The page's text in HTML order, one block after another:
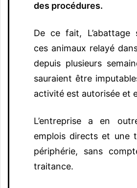
des procédures.
De ce fait, L’abattage
ces animaux relayé
depuis plusieurs
sauraient être
activité est autorisée et
L’entreprise a en
emplois directs et une
périphérie, sans
traitance.